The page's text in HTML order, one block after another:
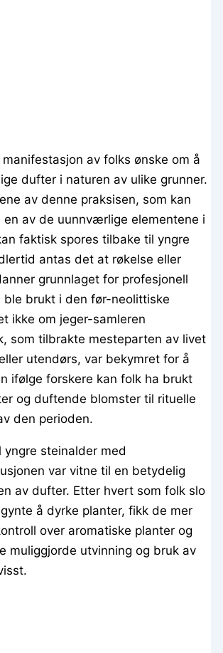
av folks ønske om å
dufter i naturen av ulike grunner.
av denne praksisen, som kan
en av de uunnværlige elementene i
faktisk spores tilbake til yngre
antas det at røkelse eller
grunnlaget for profesjonell
ble brukt i den før-neolittiske
ikke om jeger-samleren
som tilbrakte mesteparten av livet
utendørs, var bekymret for å
ifølge forskere kan folk ha brukt
og duftende blomster til rituelle
den perioden.
yngre steinalder med
var vitne til en betydelig
av dufter. Etter hvert som folk slo
å dyrke planter, fikk de mer
over aromatiske planter og
muliggjorde utvinning og bruk av